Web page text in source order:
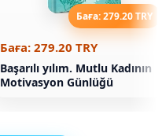
Баға: 279.20 TRY
Баға: 279.20 TRY
Başarılı yılım. Mutlu Kadının
Motivasyon Günlüğü